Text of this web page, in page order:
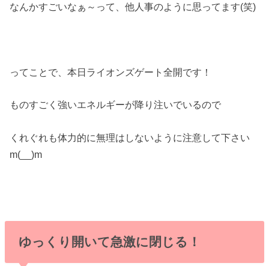
なんかすごいなぁ～って、他人事のように思ってます(笑)
ってことで、本日ライオンズゲート全開です！
ものすごく強いエネルギーが降り注いでいるので
くれぐれも体力的に無理はしないように注意して下さい
m(__)m
ゆっくり開いて急激に閉じる！